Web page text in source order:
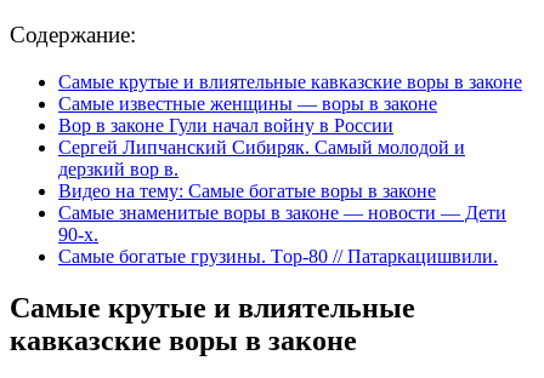
Содержание:
Самые крутые и влиятельные кавказские воры в законе
Самые известные женщины — воры в законе
Вор в законе Гули начал войну в России
Сергей Липчанский Сибиряк. Самый молодой и
дерзкий вор в.
Видео на тему: Самые богатые воры в законе
Самые знаменитые воры в законе — новости — Дети
90-х.
Самые богатые грузины. Тop-80 // Патаркацишвили.
Самые крутые и влиятельные
кавказские воры в законе